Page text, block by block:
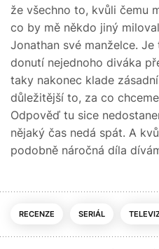
že všechno to, kvůli čemu
co by mě někdo jiný
Jonathan své manželce.
donutí nejednoho diváka
taky nakonec klade
důležitější to, za co
Odpověď tu sice
nějaký čas nedá spát. A
podobně náročná díla
RECENZE SERIÁL